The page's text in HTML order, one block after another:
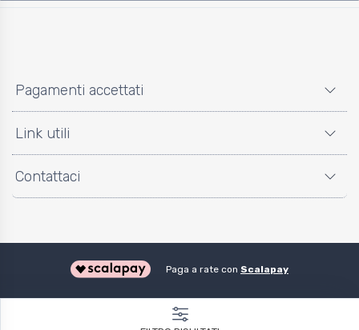
Pagamenti accettati
Link utili
Contattaci
Paga a rate con Scalapay
Tapparelle.it 2024©️ - Shopnow srl - P.IVA: 05216690650